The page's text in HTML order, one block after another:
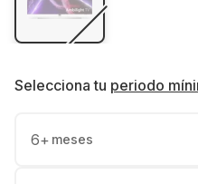
Selecciona tu periodo
6+ meses